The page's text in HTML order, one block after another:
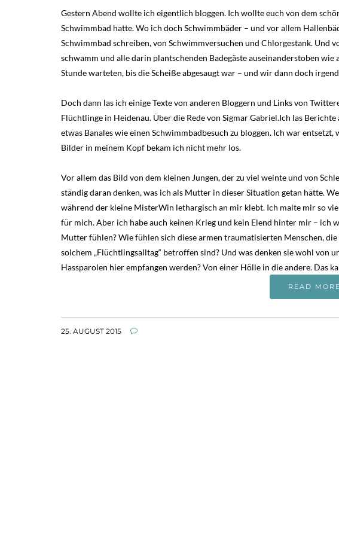
Gestern Abend wollte ich eigentlich bloggen. Ich wollte euch von dem
Schwimmbad hatte. Wo ich doch Schwimmbäder – und vor allem
Schwimmbad schreiben, von Schwimmversuchen und Chlorgestank. Und
schwamm und alle darin plantschenden Badegäste auseinanderstoben
Stunde warteten, bis die Scheiße abgesaugt war – und wir dann doch
Doch dann las ich einige Texte von anderen Bloggern und Links von
Flüchtlinge in Heidenau. Über die Rede von Sigmar Gabriel.Ich las
etwas Banales wie einen Schwimmbadbesuch zu bloggen. Ich war
Bilder in meinem Kopf bekam ich nicht mehr los.
Vor allem das Bild von dem kleinen Jungen, der zu viel weinte und von
ständig daran denken, was ich als Mutter in dieser Situation getan hätte.
während der kleine MisterWin lethargisch an mir klebt. Ich malte mir so
für mich. Aber ich habe auch keinen Krieg und kein Elend hinter mir – ich
Mutter fühlen? Wie fühlen sich diese armen traumatisierten Menschen,
solchem „Flüchtlingsalltag“ betroffen sind? Und was denken sie wohl von
Hassparolen hier empfangen werden? Von einer Hölle in die andere. Das
READ MORE
25. AUGUST 2015